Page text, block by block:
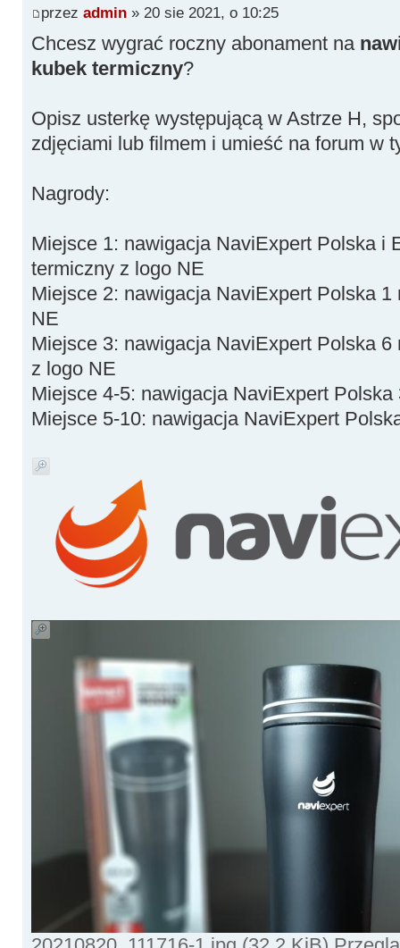
przez admin» 20 sie 2021, o 10:25
Chcesz wygrać roczny abonament na
kubek termiczny?
Opisz usterkę występującą w Astrze H,
zdjęciami lub filmem i umieść na forum w
Nagrody:
Miejsce 1: nawigacja NaviExpert Polska i
termiczny z logo NE
Miejsce 2: nawigacja NaviExpert Polska
NE
Miejsce 3: nawigacja NaviExpert Polska
z logo NE
Miejsce 4-5: nawigacja NaviExpert Polska
Miejsce 5-10: nawigacja NaviExpert